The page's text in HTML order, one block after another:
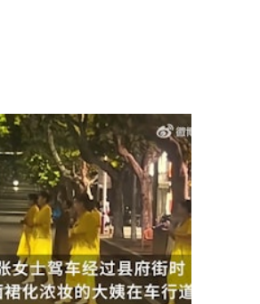
+14
事：是牆不結實